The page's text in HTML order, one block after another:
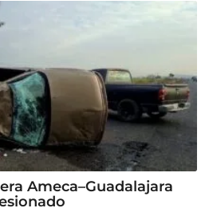
Ameca–Guadalajara